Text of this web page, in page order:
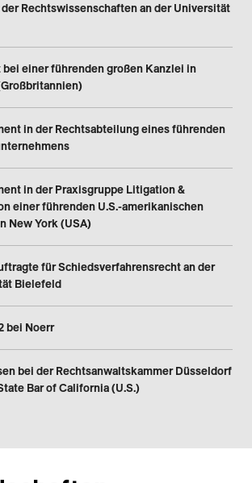
Rechtswissenschaften an der Universität
einer führenden großen Kanzlei in
in der Rechtsabteilung eines führenden
in der Praxisgruppe Litigation &
einer führenden U.S.-amerikanischen
New York (USA)
für Schiedsverfahrensrecht an der
Bielefeld
bei Noerr
bei der Rechtsanwaltskammer Düsseldorf
Bar of California (U.S.)